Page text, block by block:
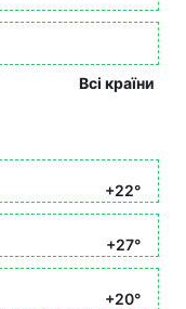
Всі країни
+22°
+27°
+20°